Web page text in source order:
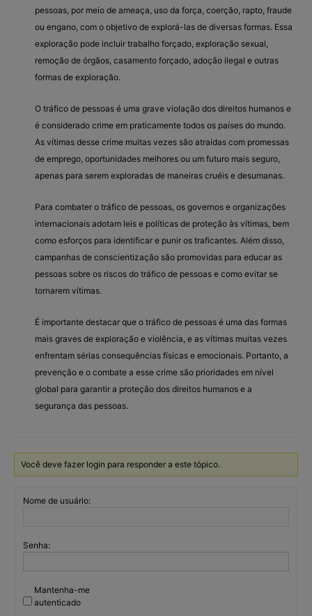
pessoas, por meio de ameaça, uso da força, coerção, rapto, fraude
ou engano, com o objetivo de explorá-las de diversas formas. Essa
exploração pode incluir trabalho forçado, exploração sexual,
remoção de órgãos, casamento forçado, adoção ilegal e outras
formas de exploração.
O tráfico de pessoas é uma grave violação dos direitos humanos e
é considerado crime em praticamente todos os países do mundo.
As vítimas desse crime muitas vezes são atraídas com promessas
de emprego, oportunidades melhores ou um futuro mais seguro,
apenas para serem exploradas de maneiras cruéis e desumanas.
Para combater o tráfico de pessoas, os governos e organizações
internacionais adotam leis e políticas de proteção às vítimas, bem
como esforços para identificar e punir os traficantes. Além disso,
campanhas de conscientização são promovidas para educar as
pessoas sobre os riscos do tráfico de pessoas e como evitar se
tornarem vítimas.
É importante destacar que o tráfico de pessoas é uma das formas
mais graves de exploração e violência, e as vítimas muitas vezes
enfrentam sérias consequências físicas e emocionais. Portanto, a
prevenção e o combate a esse crime são prioridades em nível
global para garantir a proteção dos direitos humanos e a
segurança das pessoas.
Você deve fazer login para responder a este tópico.
Nome de usuário:
Senha:
Mantenha-me
autenticado